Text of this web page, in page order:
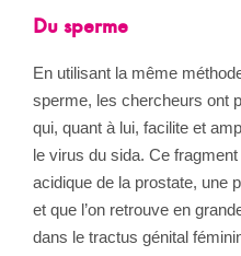
Du sperme
En utilisant la même
sperme, les chercheurs ont
qui, quant à lui, facilite et
le virus du sida. Ce
acidique de la prostate, une
et que l’on retrouve en
dans le tractus génital